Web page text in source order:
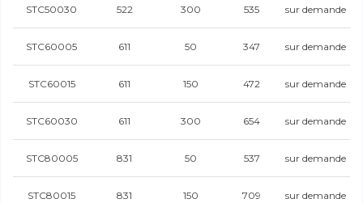
STC50030 522 300 535 sur demande
STC60005 611 50 347 sur demande
STC60015 611 150 472 sur demande
STC60030 611 300 654 sur demande
STC80005 831 50 537 sur demande
STC80015 831 150 709 sur demande